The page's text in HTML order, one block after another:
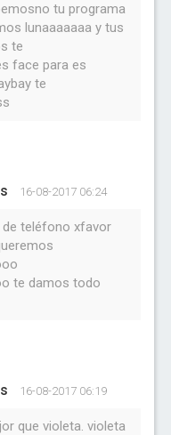
tu programa
lunaaaaaaa y tus
te
face para es
te
16-08-2017 06:24
teléfono xfavor
te damos todo
16-08-2017 06:19
que violeta. violeta